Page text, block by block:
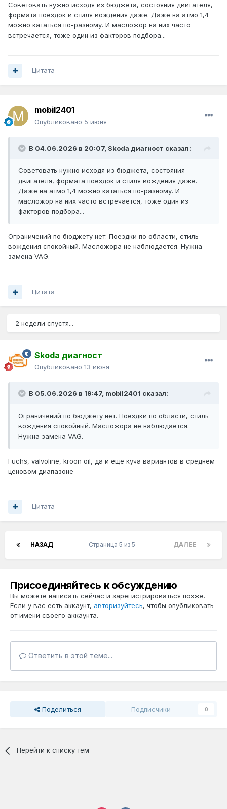
Советовать нужно исходя из бюджета, состояния двигателя,
формата поездок и стиля вождения даже. Даже на атмо 1,4
можно кататься по-разному. И масложор на них часто
встречается, тоже один из факторов подбора...
Цитата
mobil2401
Опубликовано 5 июня
В 04.06.2026 в 20:07, Skoda диагност сказал:
Советовать нужно исходя из бюджета, состояния
двигателя, формата поездок и стиля вождения даже.
Даже на атмо 1,4 можно кататься по-разному. И
масложор на них часто встречается, тоже один из
факторов подбора...
Ограничений по бюджету нет. Поездки по области, стиль
вождения спокойный. Масложора не наблюдается. Нужна
замена VAG.
Цитата
2 недели спустя...
Skoda диагност
Опубликовано 13 июня
В 05.06.2026 в 19:47, mobil2401 сказал:
Ограничений по бюджету нет. Поездки по области, стиль
вождения спокойный. Масложора не наблюдается.
Нужна замена VAG.
Fuchs, valvoline, kroon oil, да и еще куча вариантов в среднем
ценовом диапазоне
Цитата
НАЗАД ДАЛЕЕ
Страница 5 из 5
Присоединяйтесь к обсуждению
Вы можете написать сейчас и зарегистрироваться позже.
Если у вас есть аккаунт, авторизуйтесь, чтобы опубликовать
от имени своего аккаунта.
Ответить в этой теме...
Поделиться Подписчики 0
Перейти к списку тем